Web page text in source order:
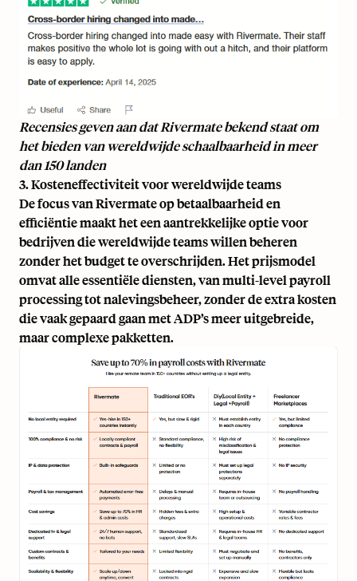
Recensies geven aan dat Rivermate bekend staat om
het bieden van wereldwijde schaalbaarheidin meer
dan 150 landen
3. Kosteneffectiviteit voor wereldwijde teams
De focus van Rivermate op betaalbaarheid en
efficiëntie maakt het een aantrekkelijke optie voor
bedrijven die wereldwijde teams willen beheren
zonder het budget te overschrijden. Het prijsmodel
omvat alle essentiële diensten, vanmulti-level payroll
processingtot nalevingsbeheer, zonder de extra kosten
die vaak gepaard gaan met ADP’s meer uitgebreide,
maar complexe pakketten.